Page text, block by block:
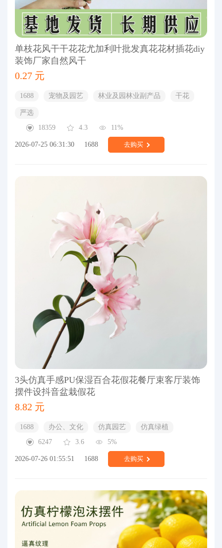
单枝花风干干花花尤加利叶批发真花花材插花diy
装饰厂家自然风干
0.27 元
1688 宠物及园艺 林业及园林业副产品 干花
严选
18359
4.3 11%
2026-07-25 06:31:30 1688 去购买
3头仿真手感PU保湿百合花假花餐厅束客厅装饰
摆件设抖音盆栽假花
8.82 元
1688 办公、文化 仿真园艺
仿真绿植
6247
3.6 5%
2026-07-26 01:55:51 1688 去购买